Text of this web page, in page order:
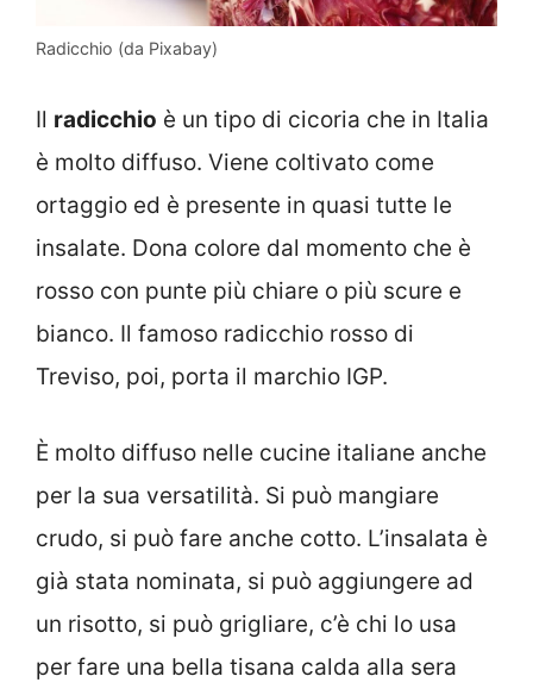
Radicchio (da Pixabay)
Il radicchio è un tipo di cicoria che in Italia
è molto diffuso. Viene coltivato come
ortaggio ed è presente in quasi tutte le
insalate. Dona colore dal momento che è
rosso con punte più chiare o più scure e
bianco. Il famoso radicchio rosso di
Treviso, poi, porta il marchio IGP.
È molto diffuso nelle cucine italiane anche
per la sua versatilità. Si può mangiare
crudo, si può fare anche cotto. L’insalata è
già stata nominata, si può aggiungere ad
un risotto, si può grigliare, c’è chi lo usa
per fare una bella tisana calda alla sera